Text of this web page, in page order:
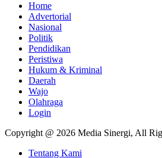
Home
Advertorial
Nasional
Politik
Pendidikan
Peristiwa
Hukum & Kriminal
Daerah
Wajo
Olahraga
Login
Copyright @ 2026 Media Sinergi, All
Tentang Kami